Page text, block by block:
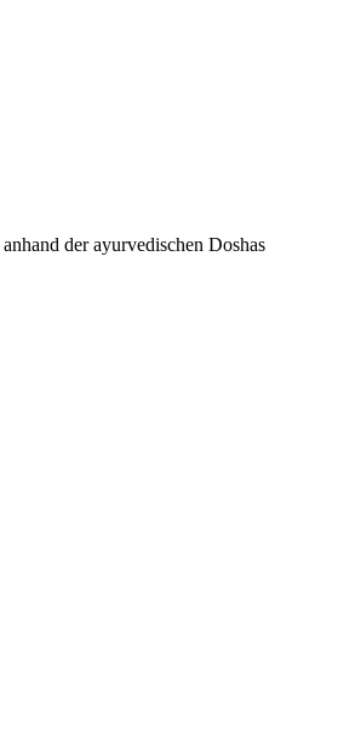
der ayurvedischen Doshas